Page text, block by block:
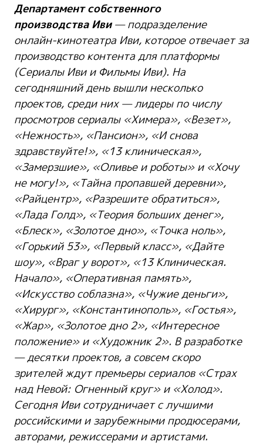
Департамент собственного
производстваИви— подразделение
онлайн-кинотеатраИви, которое отвечает за
производство контента для платформы
(СериалыИвии ФильмыИви). На
сегодняшний день вышли несколько
проектов, среди них — лидеры по числу
просмотров сериалы «Химера», «Везет»,
«Нежность», «Пансион», «И снова
здравствуйте!», «13 клиническая»,
«Замерзшие», «Оливье и роботы» и «Хочу
не могу!», «Тайна пропавшей деревни»,
«Райцентр», «Разрешите обратиться»,
«ЛадаГолд», «Теория больших денег»,
«Блеск», «Золотое дно», «Точка ноль»,
«Горький 53», «Первыйкласс», «Дайте
шоу», «Враг у ворот», «13 Клиническая.
Начало», «Оперативная память»,
«Искусство соблазна», «Чужие деньги»,
«Хирург», «Константинополь», «Гостья»,
«Жар», «Золотое дно 2», «Интересное
положение» и «Художник 2». В разработке
— десятки проектов, а совсем скоро
зрителей ждут премьеры сериалов «Страх
над Невой: Огненный круг» и «Холод».
СегодняИвисотрудничает с лучшими
российскими и зарубежными продюсерами,
авторами, режиссерами и артистами.